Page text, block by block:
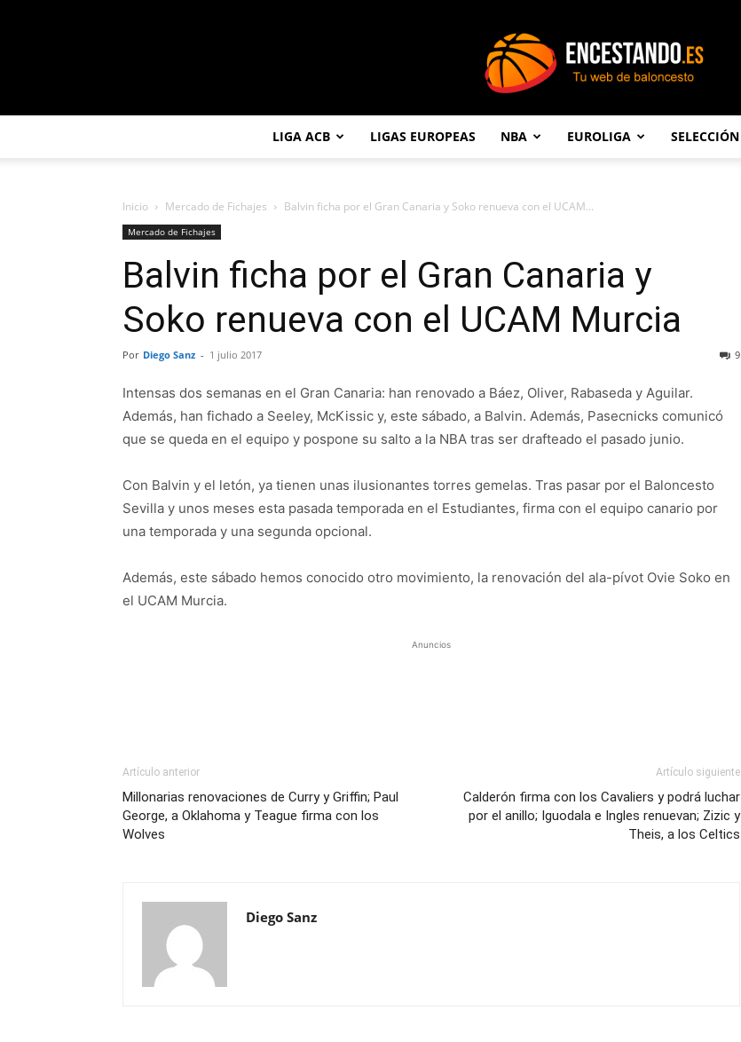
LIGA ACB LIGAS EUROPEAS NBA EUROLIGA SELECCIÓN
Inicio Mercado de Fichajes Balvin ficha por el Gran Canaria y Soko renueva con el UCAM...
Mercado de Fichajes
Balvin ficha por el Gran Canaria y
Soko renueva con el UCAM Murcia
Por Diego Sanz - 1 julio 2017 9
Intensas dos semanas en el Gran Canaria: han renovado a Báez, Oliver, Rabaseda y Aguilar.
Además, han fichado a Seeley, McKissic y, este sábado, a Balvin. Además, Pasecnicks comunicó
que se queda en el equipo y pospone su salto a la NBA tras ser drafteado el pasado junio.
Con Balvin y el letón, ya tienen unas ilusionantes torres gemelas. Tras pasar por el Baloncesto
Sevilla y unos meses esta pasada temporada en el Estudiantes, firma con el equipo canario por
una temporada y una segunda opcional.
Además, este sábado hemos conocido otro movimiento, la renovación del ala-pívot Ovie Soko en
el UCAM Murcia.
Anuncios
Artículo anterior
Millonarias renovaciones de Curry y Griffin; Paul
George, a Oklahoma y Teague firma con los
Wolves
Artículo siguiente
Calderón firma con los Cavaliers y podrá luchar
por el anillo; Iguodala e Ingles renuevan; Zizic y
Theis, a los Celtics
Diego Sanz